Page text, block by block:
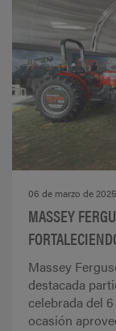
06 de marzo de 2025
MASSEY
Massey
destacada
celebrada del
ocasión